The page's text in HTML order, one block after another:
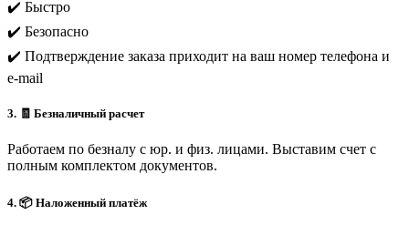
✔️ Быстро
✔️ Безопасно
✔️ Подтверждение заказа приходит на ваш номер телефона и
e-mail
3. 🧾 Безналичный расчет
Работаем по безналу с юр. и физ. лицами. Выставим счет с
полным комплектом документов.
4. 📦 Наложенный платёж